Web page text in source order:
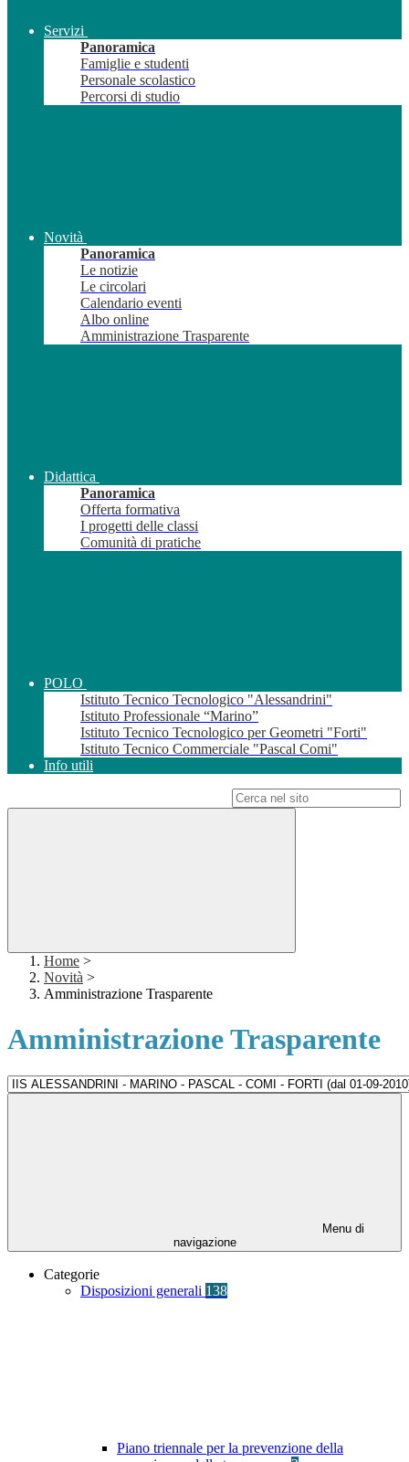
Servizi
Panoramica
Famiglie e studenti
Personale scolastico
Percorsi di studio
Novità
Panoramica
Le notizie
Le circolari
Calendario eventi
Albo online
Amministrazione Trasparente
Didattica
Panoramica
Offerta formativa
I progetti delle classi
Comunità di pratiche
POLO
Istituto Tecnico Tecnologico "Alessandrini"
Istituto Professionale “Marino”
Istituto Tecnico Tecnologico per Geometri "Forti"
Istituto Tecnico Commerciale "Pascal Comi"
Info utili
Home >
Novità >
Amministrazione Trasparente
Amministrazione Trasparente
Menu di
navigazione
Categorie
Disposizioni generali 138
Piano triennale per la prevenzione della